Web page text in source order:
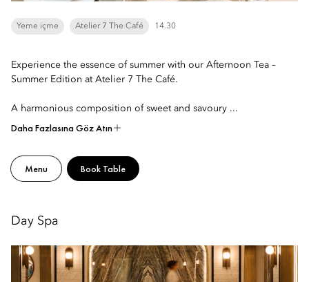
Yeme içme Atelier 7 The Café 14.30
Experience the essence of summer with our Afternoon Tea –
Summer Edition at Atelier 7 The Café.
A harmonious composition of sweet and savoury ...
Daha Fazlasına Göz Atın
Menu Book Table
Day Spa